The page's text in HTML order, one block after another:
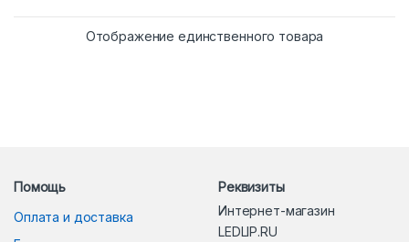
Отображение единственного товара
Помощь
Оплата и доставка
Реквизиты
Интернет-магазин
LEDLIP.RU